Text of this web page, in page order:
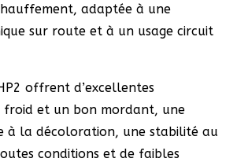
adaptée à une
sur route et à un usage circuit
offrent d’excellentes
froid et un bon mordant, une
à la décoloration, une stabilité au
conditions et de faibles